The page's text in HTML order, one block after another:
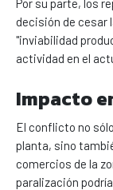
Por su parte, los
decisión de cesar
"inviabilidad
actividad en el
Impacto
El conflicto no
planta, sino
comercios de la
paralización